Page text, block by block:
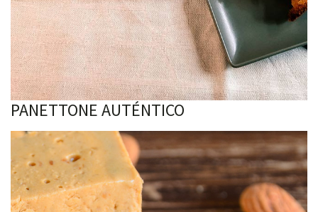
PANETTONE AUTÉNTICO